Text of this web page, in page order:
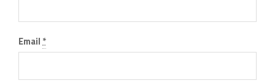
Email*